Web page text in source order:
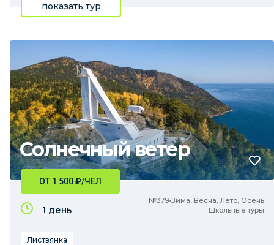
показать тур
Солнечный ветер
№379•Зима, Весна, Лето, Осень
Школьные туры
ОТ 1 500₽/ЧЕЛ
1 день
Листвянка